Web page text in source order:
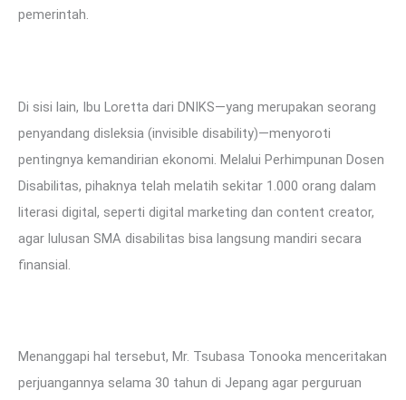
pemerintah.
Di sisi lain, Ibu Loretta dari DNIKS—yang merupakan seorang
penyandang disleksia (invisible disability)—menyoroti
pentingnya kemandirian ekonomi. Melalui Perhimpunan Dosen
Disabilitas, pihaknya telah melatih sekitar 1.000 orang dalam
literasi digital, seperti digital marketing dan content creator,
agar lulusan SMA disabilitas bisa langsung mandiri secara
finansial.
Menanggapi hal tersebut, Mr. Tsubasa Tonooka menceritakan
perjuangannya selama 30 tahun di Jepang agar perguruan